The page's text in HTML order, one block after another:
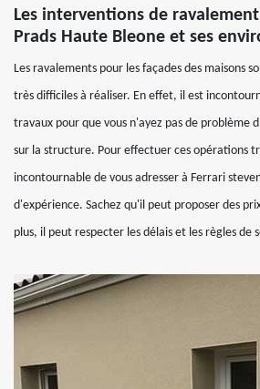
Les interventions de
Prads Haute Bleone et ses
Les ravalements pour les façades des maisons
très difficiles à réaliser. En effet, il est
travaux pour que vous n'ayez pas de problème
sur la structure. Pour effectuer ces opérations
incontournable de vous adresser à Ferrari
d'expérience. Sachez qu'il peut proposer des
plus, il peut respecter les délais et les règles de